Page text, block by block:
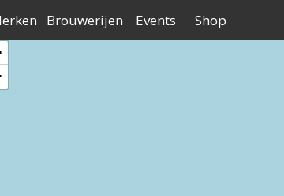
Contact Adverteren
Brouwerijen Events Shop